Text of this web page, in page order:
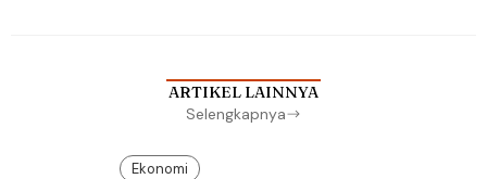
ARTIKEL LAINNYA
Selengkapnya
Ekonomi